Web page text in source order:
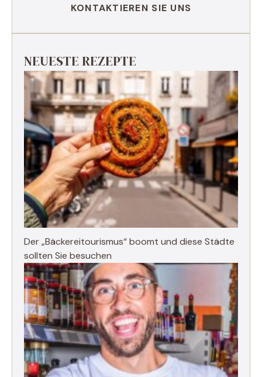
KONTAKTIEREN SIE UNS
NEUESTE REZEPTE
Der „Bäckereitourismus“ boomt und diese Städte
sollten Sie besuchen